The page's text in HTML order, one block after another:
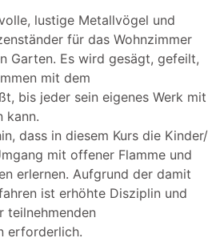
lustige Metallvögel und
für das Wohnzimmer
Garten. Es wird gesägt, gefeilt,
mit dem
bis jeder sein eigenes Werk mit
kann.
dass in diesem Kurs die Kinder/
mit offener Flamme und
erlernen. Aufgrund der damit
ist erhöhte Disziplin und
teilnehmenden
erforderlich.